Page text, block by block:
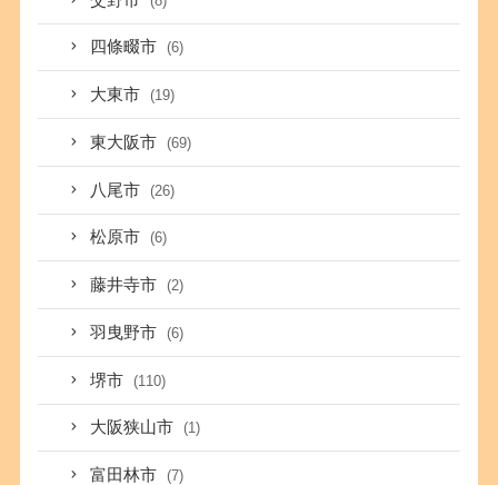
四條畷市 (6)
大東市 (19)
東大阪市 (69)
八尾市 (26)
松原市 (6)
藤井寺市 (2)
羽曳野市 (6)
堺市 (110)
大阪狭山市 (1)
富田林市 (7)